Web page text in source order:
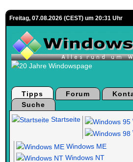
Freitag, 07.08.2026 (CEST) um 20:31 Uhr
Tipps Forum
Suche
Startseite
Windows ME
Windows NT